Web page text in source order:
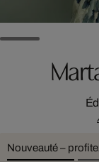
Nouveauté –